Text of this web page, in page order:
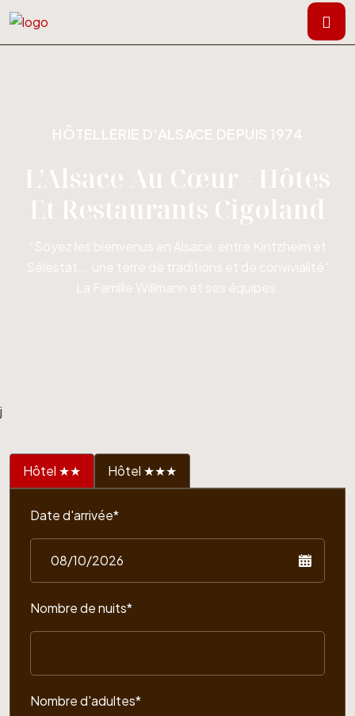
HÔTELLERIE D'ALSACE DEPUIS 1974
L'Alsace Au Cœur - Hôtes
Et Restaurants Cigoland
“Soyez les bienvenus en Alsace, entre Kintzheim et
Sélestat... une terre de traditions et de convivialité”
La Famille Willmann et ses équipes.
j
Hôtel ★★ Hôtel ★★★
Date d'arrivée*
Nombre de nuits*
Nombre d'adultes*